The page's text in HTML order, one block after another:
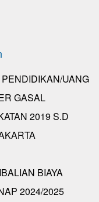
UANG
GASAL
2019 S.D
BIAYA
2024/2025